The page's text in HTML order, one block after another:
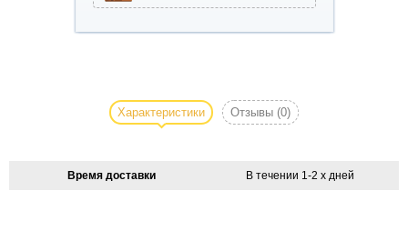
мериносовой
Характеристики Отзывы (0)
Время доставки В течении 1-2 х дней